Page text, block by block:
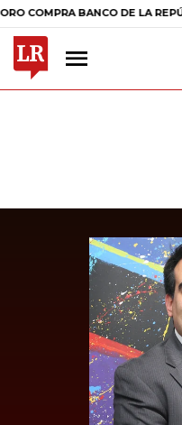
BANCO DE LA REPÚBLICA